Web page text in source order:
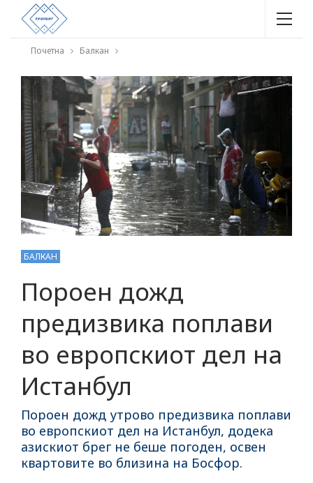
Почетна Балкан
БАЛКАН
Пороен дожд
предизвика поплави
во европскиот дел на
Истанбул
Пороен дожд утрово предизвика поплави
во европскиот дел на Истанбул, додека
азискиот брег не беше погоден, освен
квартовите во близина на Босфор.